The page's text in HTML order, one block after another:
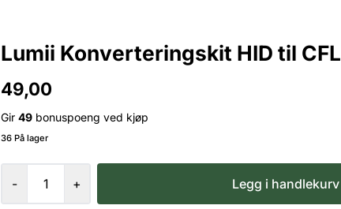
Lumii Konverteringskit HID til CFL
49,00
Gir 49 bonuspoeng ved kjøp
36 På lager
- + Legg i handlekurv